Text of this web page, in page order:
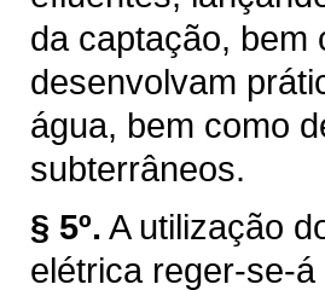
da captação, bem
desenvolvam
água, bem como
subterrâneos.
§ 5º. A utilização
elétrica reger-se-